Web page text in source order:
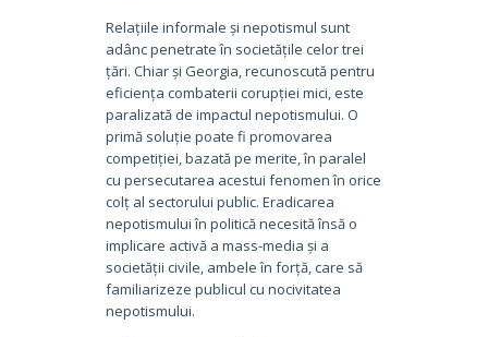
Relațiile informale și nepotismul sunt
adânc penetrate în societățile celor trei
țări. Chiar și Georgia, recunoscută pentru
eficiența combaterii corupției mici, este
paralizată de impactul nepotismului. O
primă soluție poate fi promovarea
competiției, bazată pe merite, în paralel
cu persecutarea acestui fenomen în orice
colț al sectorului public. Eradicarea
nepotismului în politică necesită însă o
implicare activă a mass-media și a
societății civile, ambele în forță, care să
familiarizeze publicul cu nocivitatea
nepotismului.